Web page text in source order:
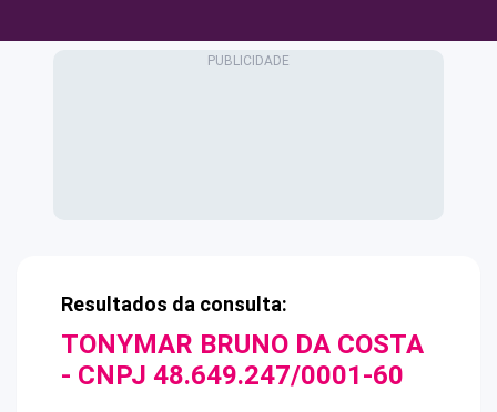
Resultados da consulta:
TONYMAR BRUNO DA COSTA
- CNPJ 48.649.247/0001-60